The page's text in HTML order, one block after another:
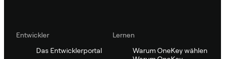
Entwickler
Das Entwicklerportal
Lernen
Warum OneKey wählen